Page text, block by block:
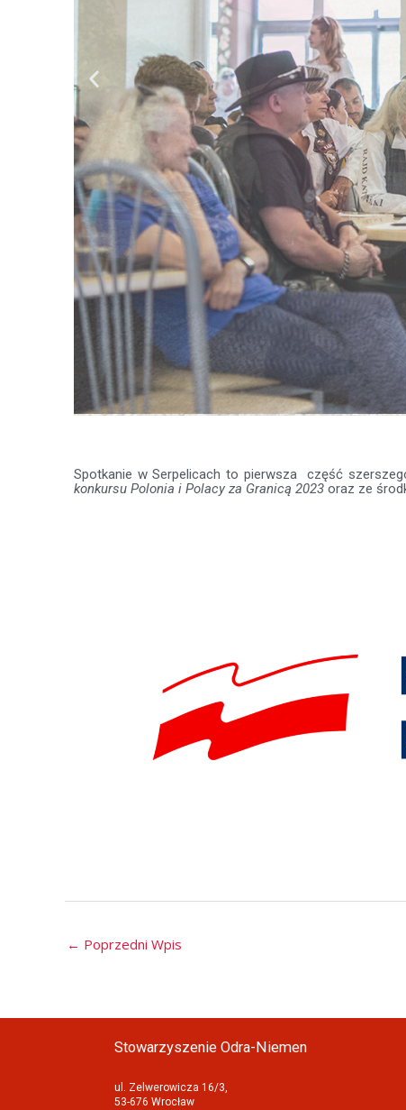
Spotkanie w Serpelicach to pierwsza część
konkursu Polonia i Polacy za Granicą 2023 oraz ze
← Poprzedni Wpis
Stowarzyszenie Odra-Niemen
ul. Zelwerowicza 16/3,
53-676 Wrocław